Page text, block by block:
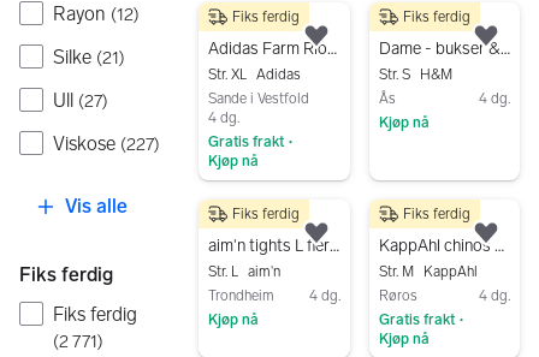
Rayon (12)
Silke (21)
Ull (27)
Viskose (227)
Vis alle
Fiks ferdig
Fiks ferdig
(2 771)
250 kr
Adidas Farm Rio shorts XL flerfarget dame
Str. XL Adidas
Sande i Vestfold
4 dg.
Gratis frakt •
Kjøp nå
Fiks ferdig
Legg til som favoritt.
900 kr
Dame - bukser & shorts i pose str S flerfarget
Str. S
H&M
Ås
4 dg.
Kjøp nå
Fiks ferdig
300 kr
aim'n tights L flerfarget blomstrete polyester
Str. L aim'n
Trondheim
4 dg.
Kjøp nå
Fiks ferdig
Legg til som favoritt.
Gå til annonsen
100 kr
KappAhl chinos dame str 38 flerfarget rutete
Str. M
KappAhl
Røros
4 dg.
Gratis frakt •
Kjøp nå
Fiks ferdig